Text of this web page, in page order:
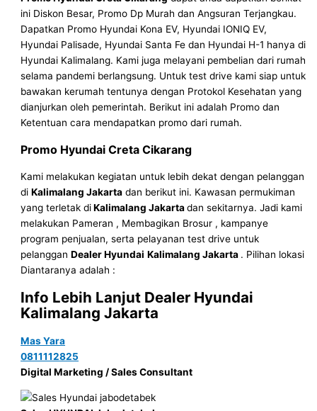
ini Diskon Besar, Promo Dp Murah dan Angsuran Terjangkau.
Dapatkan Promo Hyundai Kona EV, Hyundai IONIQ EV,
Hyundai Palisade, Hyundai Santa Fe dan Hyundai H-1 hanya di
Hyundai Kalimalang. Kami juga melayani pembelian dari rumah
selama pandemi berlangsung. Untuk test drive kami siap untuk
bawakan kerumah tentunya dengan Protokol Kesehatan yang
dianjurkan oleh pemerintah. Berikut ini adalah Promo dan
Ketentuan cara mendapatkan promo dari rumah.
Promo Hyundai Creta Cikarang
Kami melakukan kegiatan untuk lebih dekat dengan pelanggan
diKalimalang Jakarta dan berikut ini. Kawasan permukiman
yang terletak diKalimalang Jakartadan sekitarnya. Jadi kami
melakukan Pameran , Membagikan Brosur , kampanye
program penjualan, serta pelayanan test drive untuk
pelangganDealer Hyundai Kalimalang Jakarta . Pilihan lokasi
Diantaranya adalah :
Info Lebih Lanjut Dealer Hyundai
Kalimalang Jakarta
Mas Yara
0811112825
Digital Marketing / Sales Consultant